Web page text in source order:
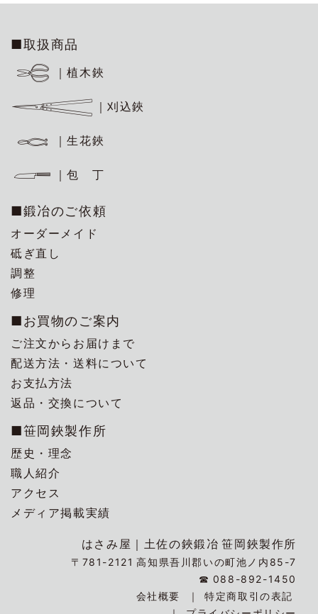
■取扱商品
｜植木鋏
｜刈込鋏
｜生花鋏
｜包 丁
■鍛冶のご依頼
オーダーメイド
砥ぎ直し
調整
修理
■お買物のご案内
ご注文からお届けまで
配送方法・送料について
お支払方法
返品・交換について
■笹岡鋏製作所
歴史・理念
職人紹介
アクセス
メディア掲載実績
はさみ屋｜ 土佐の鋏鍛冶 笹岡鋏製作所
〒781-2121 高知県吾川郡いの町池ノ内85-7
☎ 088-892-1450
会社概要
特定商取引の表記